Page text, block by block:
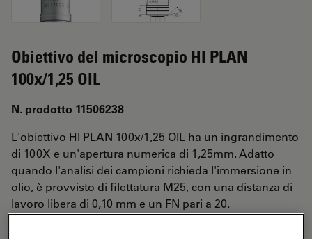
Obiettivo del microscopio HI PLAN
100x/1,25 OIL
N. prodotto 11506238
L'obiettivo HI PLAN 100x/1,25 OIL ha un ingrandimento
di 100X e un'apertura numerica di 1,25mm. Adatto
quando l'analisi dei campioni richieda l'immersione in
olio, è provvisto di filettatura M25, con una distanza di
lavoro libera di 0,10 mm e un FN pari a 20.